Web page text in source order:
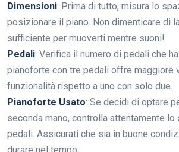
Dimensioni: Prima di tutto, misura lo
posizionare il piano. Non dimenticare di
sufficiente per muoverti mentre suoni!
Pedali: Verifica il numero di pedali che
pianoforte con tre pedali offre maggiore
funzionalità rispetto a uno con solo due.
Pianoforte Usato: Se decidi di optare
seconda mano, controlla attentamente
pedali. Assicurati che sia in buone